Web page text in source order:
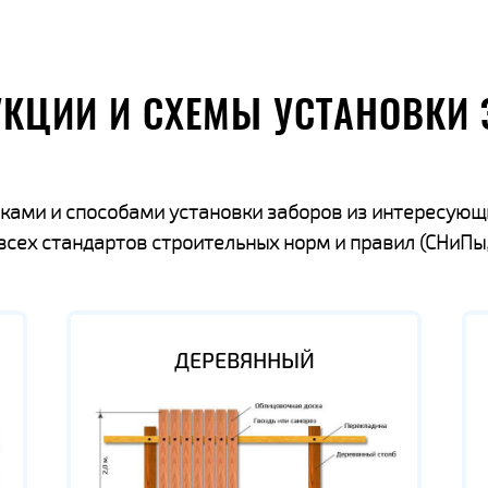
И СХЕМЫ УСТАНОВКИ
и способами установки заборов из
стандартов строительных норм и правил
ДЕРЕВЯННЫЙ